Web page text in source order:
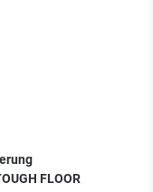
FLOOR